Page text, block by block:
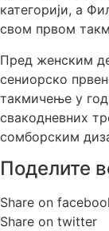
категорији, а
свом првом
Пред женским
сениорско
такмичење у
свакодневних
сомборским
Поделите
Share on
Share on twitter